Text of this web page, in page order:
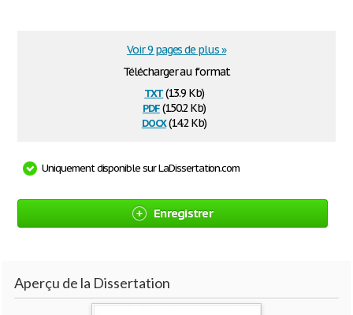
Télécharger au format
txt(13.9 Kb)
pdf(150.2 Kb)
docx(14.2 Kb)
Voir 9 pages de plus »
Uniquement disponible sur LaDissertation.com
Enregistrer
Aperçu de la Dissertation